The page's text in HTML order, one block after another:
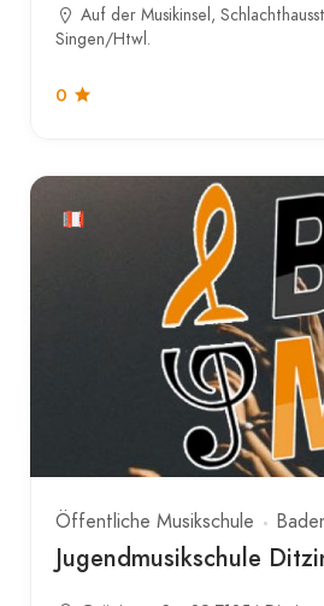
Auf der Musikinsel,
Singen/Htwl.
0
Öffentliche Musikschule
Jugendmusikschule